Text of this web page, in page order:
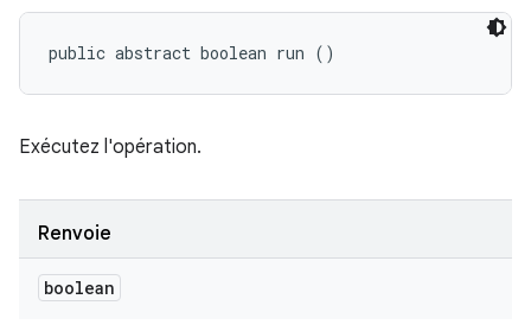
public abstract boolean run ()
Exécutez l'opération.
Renvoie
boolean